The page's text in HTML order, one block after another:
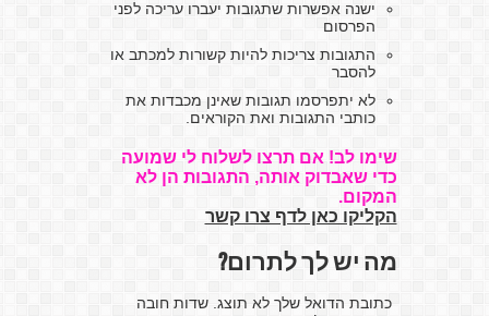
ישנה אפשרות שתגובות יעברו עריכה לפני
הפרסום
התגובות צריכות להיות קשורות למכתב או
לא יתפרסמו תגובות שאינן מכבדות את
כותבי התגובות ואת הקוראים.
שימו לב! אם תרצו לשלוח לי שמועה
כדי שאבדוק אותה, התגובות הן לא
המקום.
הקליקו כאן לדף צרו קשר
מה יש לך לתרום?
כתובת הדואל שלך לא תוצג. שדות חובה